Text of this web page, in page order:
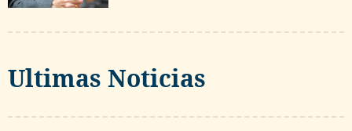
Ultimas Noticias